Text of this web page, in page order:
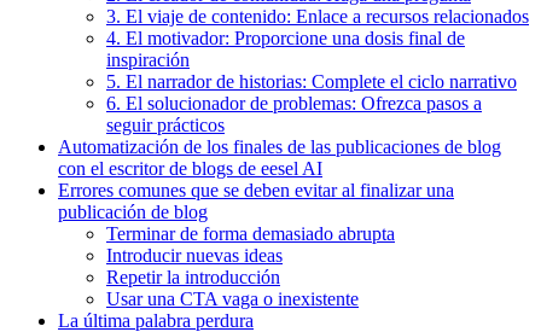
3. El viaje de contenido: Enlace a recursos relacionados
4. El motivador: Proporcione una dosis final de
inspiración
5. El narrador de historias: Complete el ciclo narrativo
6. El solucionador de problemas: Ofrezca pasos a
seguir prácticos
Automatización de los finales de las publicaciones de blog
con el escritor de blogs de eesel AI
Errores comunes que se deben evitar al finalizar una
publicación de blog
Terminar de forma demasiado abrupta
Introducir nuevas ideas
Repetir la introducción
Usar una CTA vaga o inexistente
La última palabra perdura